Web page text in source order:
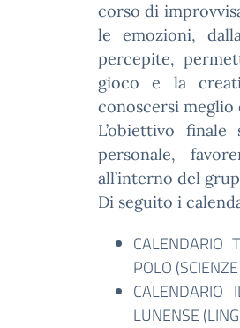
corso di
le emozioni,
percepite,
gioco e la
conoscersi
L’obiettivo finale
personale,
all’interno del
Di seguito i
CALENDARIO
POLO
LUNENSE